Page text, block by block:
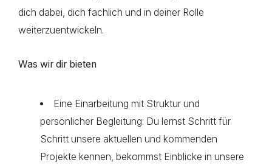
dich dabei, dich fachlich und in deiner Rolle
weiterzuentwickeln.
Was wir dir bieten
Eine Einarbeitung mit Struktur und
persönlicher Begleitung: Du lernst Schritt für
Schritt unsere aktuellen und kommenden
Projekte kennen, bekommst Einblicke in unsere